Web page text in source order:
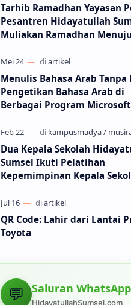
Tarhib Ramadhan Yayasan
Pesantren Hidayatullah
Muliakan Ramadhan
Menulis Bahasa Arab Tanpa
Pengetikan Bahasa Arab di
Berbagai Program Microsoft
Dua Kepala Sekolah
Sumsel Ikuti Pelatihan
Kepemimpinan Kepala
QR Code: Lahir dari Lantai
Toyota
💬 Saluran WhatsApp
HidayatullahSumsel.com